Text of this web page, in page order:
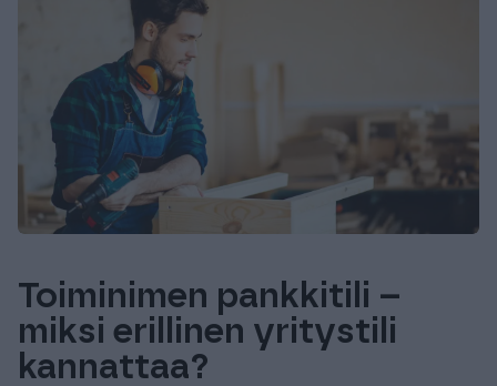
Toiminimen pankkitili –
miksi erillinen yritystili
kannattaa?